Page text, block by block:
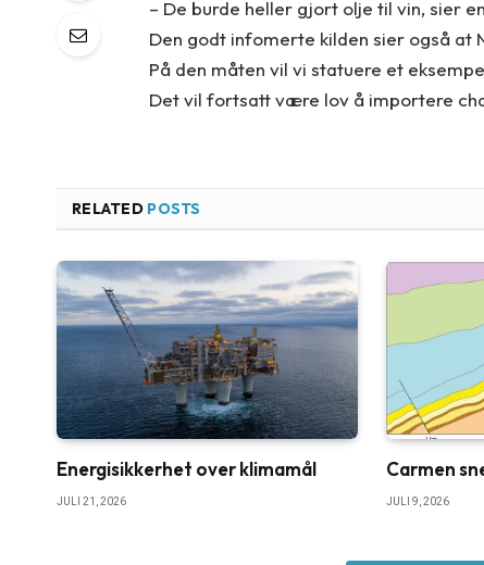
– De burde heller gjort olje til vin, sier
Den godt infomerte kilden sier også at
På den måten vil vi statuere et
Det vil fortsatt være lov å importere
RELATED POSTS
Energisikkerhet over klimamål
JULI 21, 2026
Carmen
JULI 9, 2026